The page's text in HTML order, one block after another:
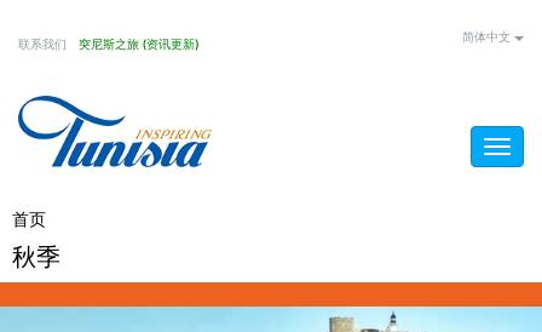
Skip
content
简体中文
联系我们 突尼斯之旅 (资讯更新)
You
are
here
首页
秋季